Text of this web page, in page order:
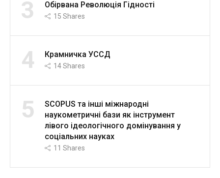
3 Обірвана Революція Гідності
15 Shares
4 Крамничка УССД
14Shares
5
SCOPUS та інші міжнародні
наукометричні бази як інструмент
лівого ідеологічного домінування у
соціальних науках
11 Shares